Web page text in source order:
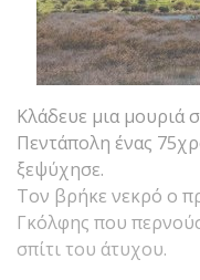
Κλάδευε μια μουριά
Πεντάπολη ένας
ξεψύχησε.
Τον βρήκε νεκρό ο
Γκόλφης που
σπίτι του άτυχου.